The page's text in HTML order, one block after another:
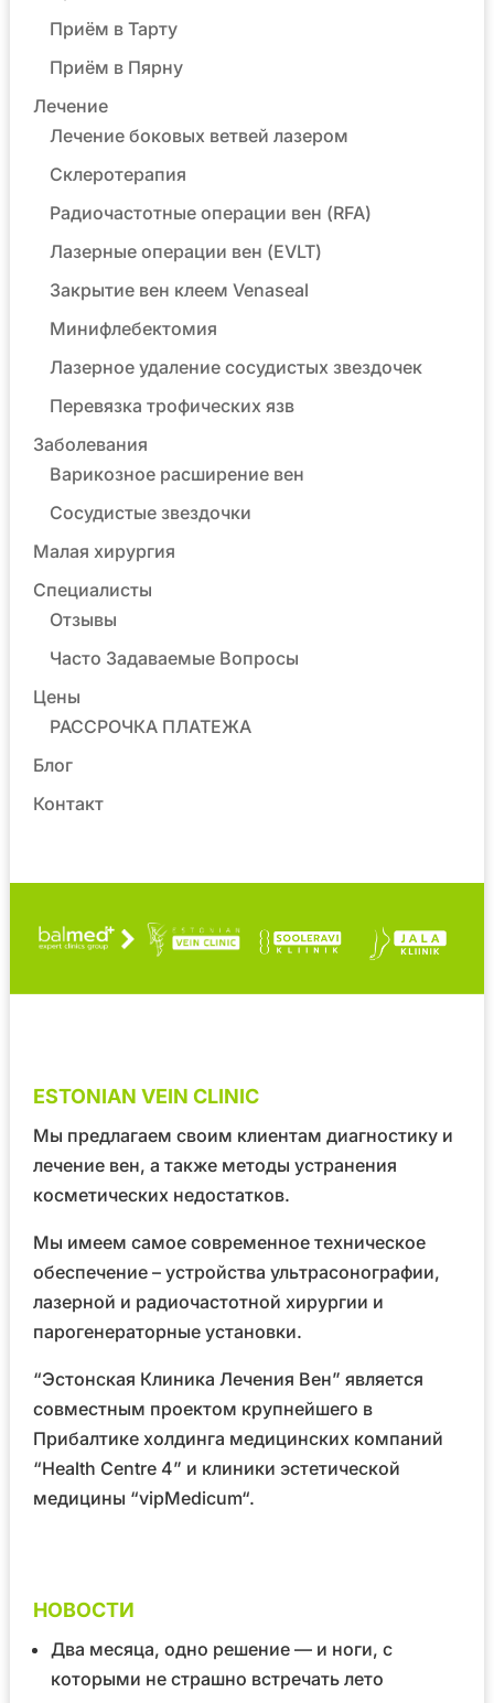
Приём в Тарту
Приём в Пярну
Лечение
Лечение боковых ветвей лазером
Склеротерапия
Радиочастотные операции вен (RFA)
Лазерные операции вен (EVLT)
Закрытие вен клеем Venaseal
Минифлебектомия
Лазерное удаление сосудистых звездочек
Перевязка трофических язв
Заболевания
Варикозное расширение вен
Сосудистые звездочки
Малая хирургия
Специалисты
Отзывы
Часто Задаваемые Вопросы
Цены
РАССРОЧКА ПЛАТЕЖА
Блог
Контакт
ESTONIAN VEIN CLINIC
Мы предлагаем своим клиентам диагностику и
лечение вен, а также методы устранения
косметических недостатков.
Мы имеем самое современное техническое
обеспечение – устройства ультрасонографии,
лазерной и радиочастотной хирургии и
парогенераторные установки.
“Эстонская Клиника Лечения Вен” является
совместным проектом крупнейшего в
Прибалтике холдинга медицинских компаний
“Health Centre 4” и клиники эстетической
медицины “vipMedicum“.
НОВОСТИ
Два месяца, одно решение — и ноги, с
которыми не страшно встречать лето